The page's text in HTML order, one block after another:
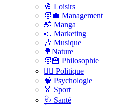
🥂 Loisirs
🧑‍💼 Management
🎎 Manga
📣 Marketing
🎶 Musique
🌳Nature
🧑‍🏫 Philosophie
👨‍⚖️ Politique
🧠 Psychologie
🏅 Sport
🩺 Santé